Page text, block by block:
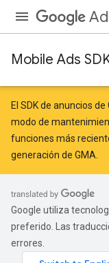
Mobile Ads
El SDK de anuncios
modo de
funciones más
generación de GMA
Google utiliza
preferido. Las
errores.